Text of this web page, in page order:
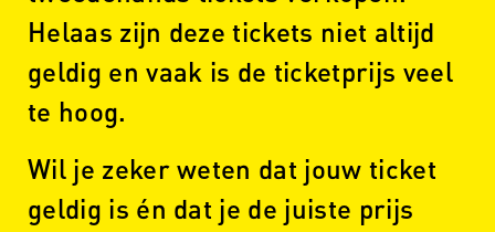
Helaas zijn deze tickets niet altijd
geldig en vaak is de ticketprijs veel
te hoog.
Wil je zeker weten dat jouw ticket
geldig is én dat je de juiste prijs